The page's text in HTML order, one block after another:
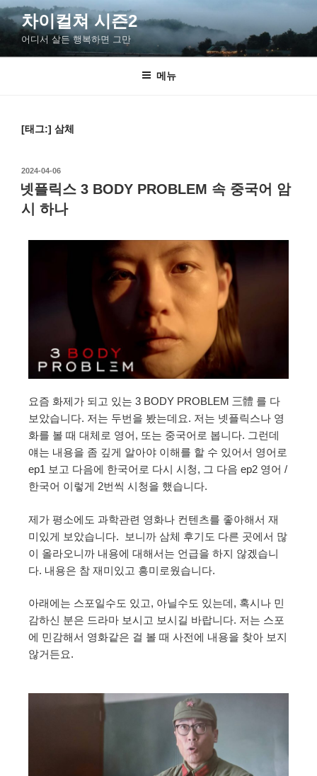
차이컬쳐 시즌2
어디서 살든 행복하면 그만
메뉴
[태그:] 삼체
2024-04-06
넷플릭스 3 BODY PROBLEM 속 중국어 암
시 하나
요즘 화제가 되고 있는 3 BODY PROBLEM 三體 를 다
보았습니다. 저는 두번을 봤는데요. 저는 넷플릭스나 영
화를 볼 때 대체로 영어, 또는 중국어로 봅니다. 그런데
얘는 내용을 좀 깊게 알아야 이해를 할 수 있어서 영어로
ep1 보고 다음에 한국어로 다시 시청, 그 다음 ep2 영어 /
한국어 이렇게 2번씩 시청을 했습니다.
제가 평소에도 과학관련 영화나 컨텐츠를 좋아해서 재
미있게 보았습니다. 보니까 삼체 후기도 다른 곳에서 많
이 올라오니까 내용에 대해서는 언급을 하지 않겠습니
다. 내용은 참 재미있고 흥미로웠습니다.
아래에는 스포일수도 있고, 아닐수도 있는데, 혹시나 민
감하신 분은 드라마 보시고 보시길 바랍니다. 저는 스포
에 민감해서 영화같은 걸 볼 때 사전에 내용을 찾아 보지
않거든요.